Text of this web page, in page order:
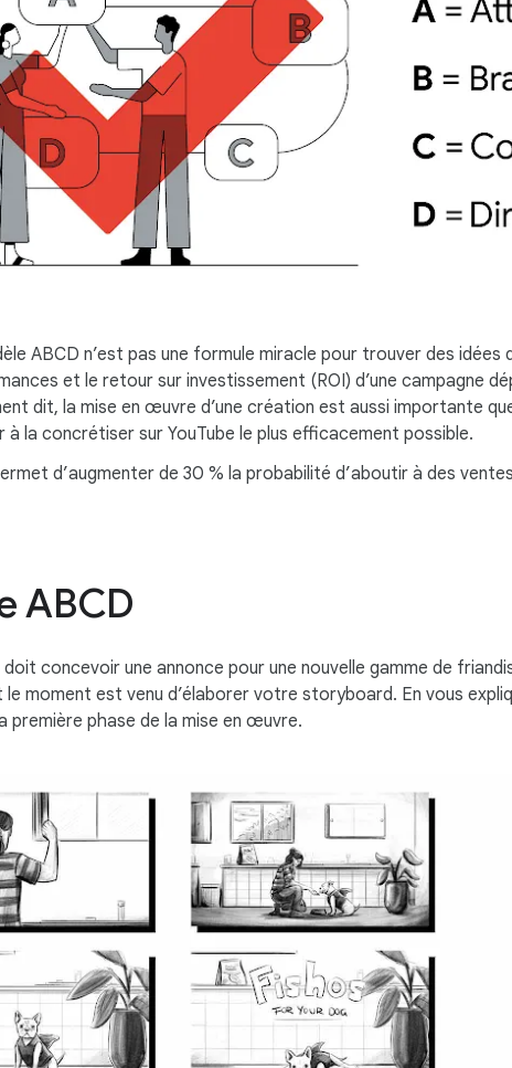
ABCD n’est pas une formule miracle pour trouver des
et le retour sur investissement (ROI) d’une campagne
dit, la mise en œuvre d’une création est aussi importante
la concrétiser sur YouTube le plus efficacement possible.
d’augmenter de 30 % la probabilité d’aboutir à des
ABCD
concevoir une annonce pour une nouvelle gamme de
moment est venu d’élaborer votre storyboard. En vous
première phase de la mise en œuvre.